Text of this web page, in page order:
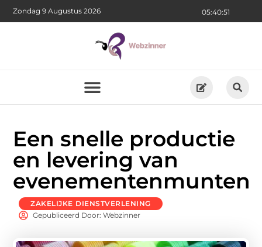
05:40:52
Zondag 9 Augustus 2026
Een snelle productie
en levering van
evenementenmunten
ZAKELIJKE DIENSTVERLENING
Gepubliceerd Door: Webzinner